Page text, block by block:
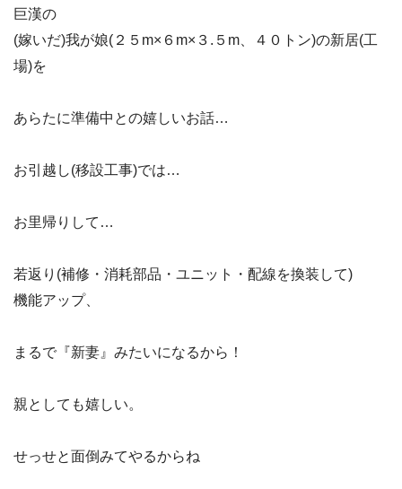
巨漢の
(嫁いだ)我が娘(２５m×６m×３.５m、４０トン)の新居(工
場)を
あらたに準備中との嬉しいお話…
お引越し(移設工事)では…
お里帰りして…
若返り(補修・消耗部品・ユニット・配線を換装して)
機能アップ、
まるで『新妻』みたいになるから！
親としても嬉しい。
せっせと面倒みてやるからね